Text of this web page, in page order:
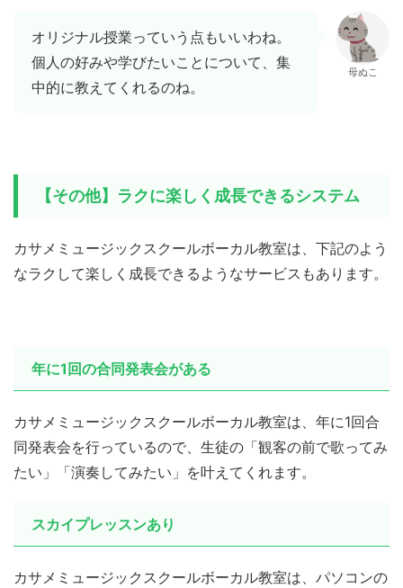
オリジナル授業っていう点もいいわね。
個人の好みや学びたいことについて、集
中的に教えてくれるのね。
母ぬこ
【その他】ラクに楽しく成長できるシステム
カサメミュージックスクールボーカル教室は、下記のよう
なラクして楽しく成長できるようなサービスもあります。
年に1回の合同発表会がある
カサメミュージックスクールボーカル教室は、年に1回合
同発表会を行っているので、生徒の「観客の前で歌ってみ
たい」「演奏してみたい」を叶えてくれます。
スカイプレッスンあり
カサメミュージックスクールボーカル教室は、パソコンの